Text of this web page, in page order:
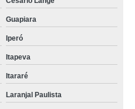
Guapiara
Iperó
Itapeva
Itararé
Laranjal Paulista